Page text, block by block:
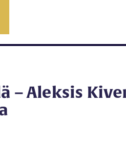
– Aleksis